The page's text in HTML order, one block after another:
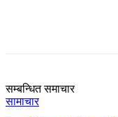
सम्बन्धित समाचार
सामाचार